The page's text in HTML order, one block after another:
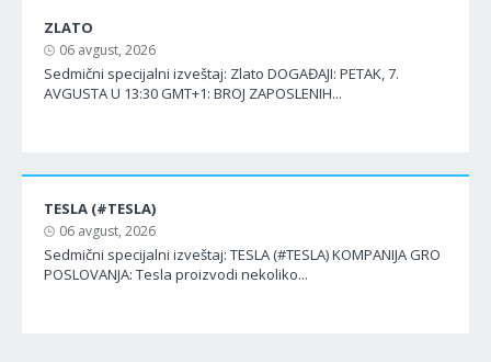
ZLATO
06 avgust, 2026
Sedmični specijalni izveštaj: Zlato DOGAĐAJI: PETAK, 7.
AVGUSTA U 13:30 GMT+1: BROJ ZAPOSLENIH...
TESLA (#TESLA)
06 avgust, 2026
Sedmični specijalni izveštaj: TESLA (#TESLA) KOMPANIJA GRO
POSLOVANJA: Tesla proizvodi nekoliko...